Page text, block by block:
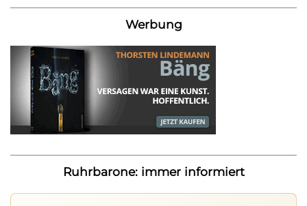
Werbung
Ruhrbarone: immer informiert